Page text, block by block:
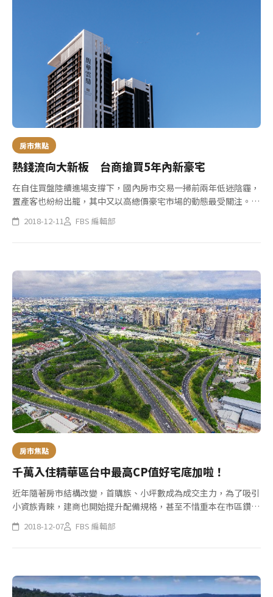
房市焦點
熱錢流向大新板 台商搶買5年內新豪宅
在自住買盤陸續進場支撐下，國內房市交易一掃前兩年低迷陰霾，
置產客也紛紛出籠，其中又以高總價豪宅市場的動態最受關注。房
地產業者指出，低利率環境加上政府選後打算端出「資金特赦條
款」引導台資回流，預估將吸引上兆資金回流台灣，高端豪宅市場
2018-12-11 FBS 編輯部
房市焦點
千萬入住精華區台中最高CP值好宅底加啦！
近年隨著房市結構改變，首購族、小坪數成為成交主力，為了吸引
小資族青睞，建商也開始提升配備規格，甚至不惜重本在市區鑽石
級地段，以建造豪宅的標準來蓋小宅，包括西屯區12期重劃區與捷
運綠線G11站附近，近來都出現不少超高CP值產品，總價千萬左右
2018-12-07 FBS 編輯部